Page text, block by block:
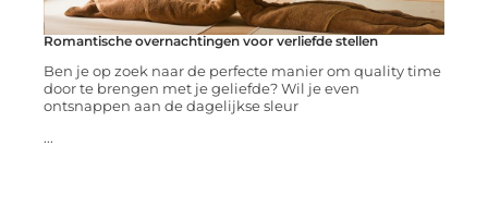
Romantische overnachtingen voor verliefde stellen
Ben je op zoek naar de perfecte manier om quality time
door te brengen met je geliefde? Wil je even
ontsnappen aan de dagelijkse sleur
...